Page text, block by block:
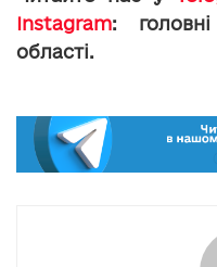
Instagram:
області.